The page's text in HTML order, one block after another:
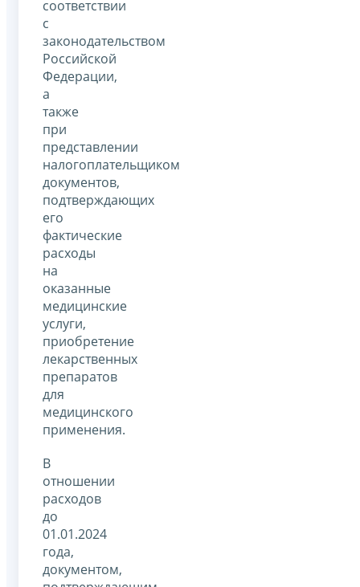
соответствии
с
законодательством
Российской
Федерации,
а
также
при
представлении
налогоплательщиком
документов,
подтверждающих
его
фактические
расходы
на
оказанные
медицинские
услуги,
приобретение
лекарственных
препаратов
для
медицинского
применения.
В
отношении
расходов
до
01.01.2024
года,
документом,